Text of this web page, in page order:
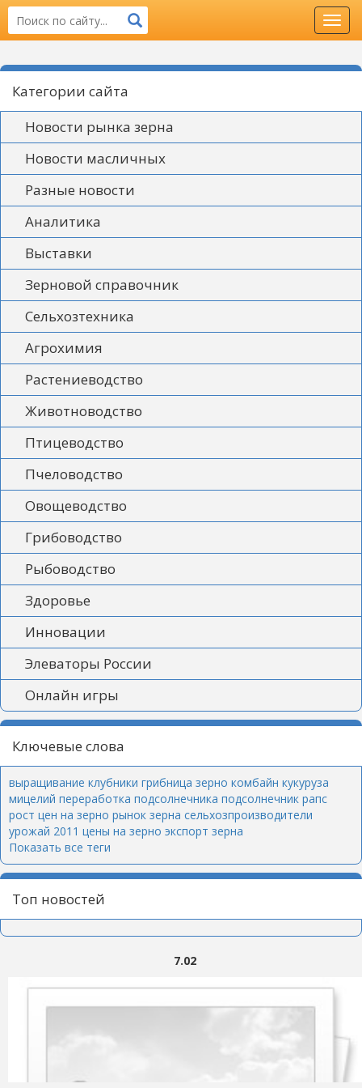
Категории сайта
Новости рынка зерна
Новости масличных
Разные новости
Аналитика
Выставки
Зерновой справочник
Сельхозтехника
Агрохимия
Растениеводство
Животноводство
Птицеводство
Пчеловодство
Овощеводство
Грибоводство
Рыбоводство
Здоровье
Инновации
Элеваторы России
Онлайн игры
Ключевые слова
выращивание клубники грибница зерно комбайн кукуруза
мицелий переработка подсолнечника подсолнечник рапс
рост цен на зерно рынок зерна сельхозпроизводители
урожай 2011 цены на зерно экспорт зерна
Показать все теги
Топ новостей
7.02